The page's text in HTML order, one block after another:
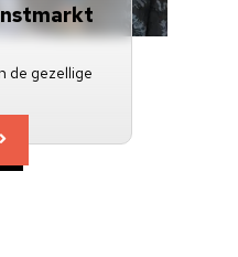
de gezellige